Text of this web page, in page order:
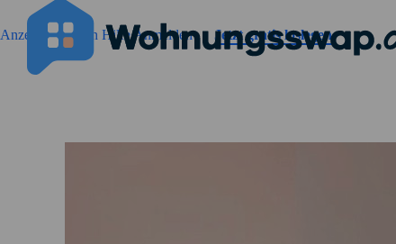
Geh zu der Seiteinhalt
Anzeigen suchen Hilfe Anmelden Jetzt gratis loslegen